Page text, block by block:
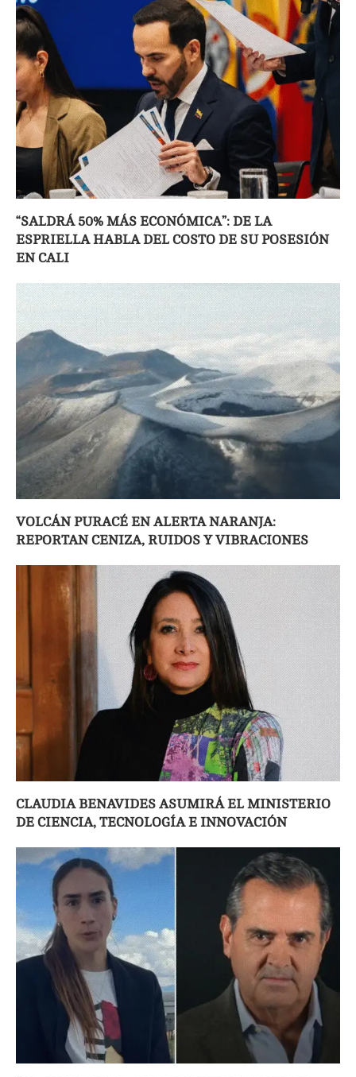
“SALDRÁ 50% MÁS ECONÓMICA”: DE LA
ESPRIELLA HABLA DEL COSTO DE SU POSESIÓN
EN CALI
VOLCÁN PURACÉ EN ALERTA NARANJA:
REPORTAN CENIZA, RUIDOS Y VIBRACIONES
CLAUDIA BENAVIDES ASUMIRÁ EL MINISTERIO
DE CIENCIA, TECNOLOGÍA E INNOVACIÓN